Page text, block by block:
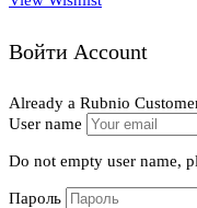
Войти Account
Already a Rubnio
User name
Do not empty user name,
Пароль